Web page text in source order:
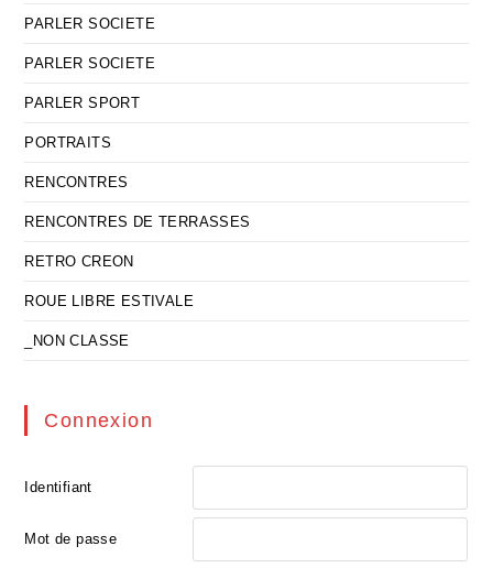
PARLER SOCIETE
PARLER SOCIETE
PARLER SPORT
PORTRAITS
RENCONTRES
RENCONTRES DE TERRASSES
RETRO CREON
ROUE LIBRE ESTIVALE
_NON CLASSE
Connexion
Identifiant
Mot de passe